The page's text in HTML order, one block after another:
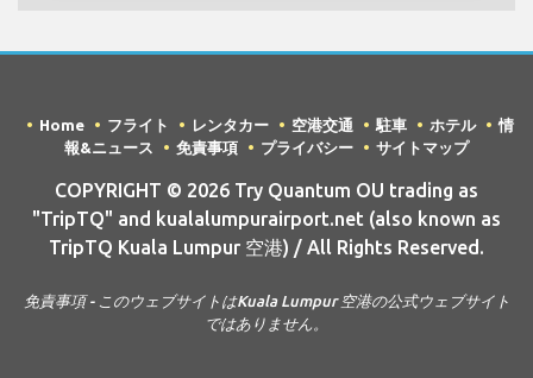
Home フライト レンタカー 空港交通 駐車 ホテル
情
報&ニュース
免責事項 プライバシー サイトマップ
COPYRIGHT © 2026 Try Quantum OU trading as
"TripTQ" and kualalumpurairport.net (also known as
TripTQ Kuala Lumpur 空港) / All Rights Reserved.
免責事項 - このウェブサイトはKuala Lumpur 空港の公式ウェブサイト
ではありません。